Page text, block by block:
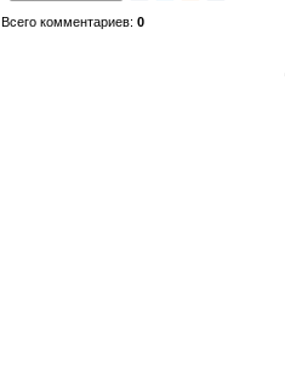
Всего комментариев: 0